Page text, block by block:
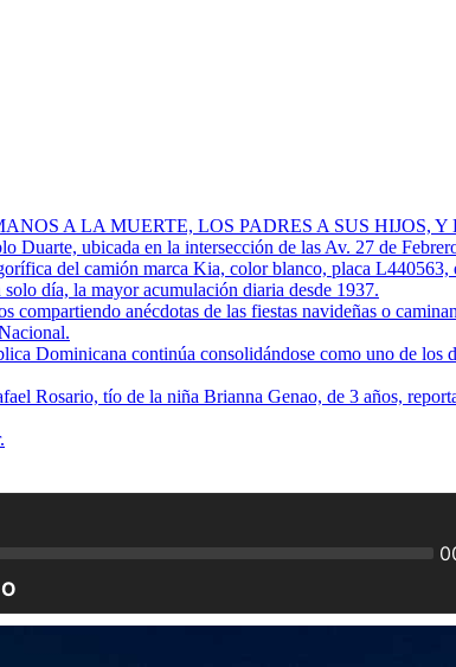
A LA MUERTE, LOS PADRES A SUS HIJOS,
Duarte, ubicada en la intersección de las Av. 27 de
del camión marca Kia, color blanco, placa L440563,
día, la mayor acumulación diaria desde 1937.
compartiendo anécdotas de las fiestas navideñas o
Dominicana continúa consolidándose como uno de
Rosario, tío de la niña Brianna Genao, de 3 años,